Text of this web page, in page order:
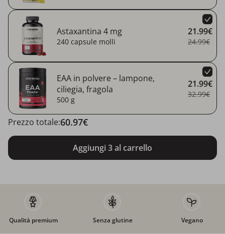
Astaxantina 4 mg
240 capsule molli
21.99€
24.99€
EAA in polvere – lampone,
ciliegia, fragola
500 g
21.99€
32.99€
Aggiungi 3 al carrello
Prezzo totale:60.97€
Qualità premium Senza glutine Vegano